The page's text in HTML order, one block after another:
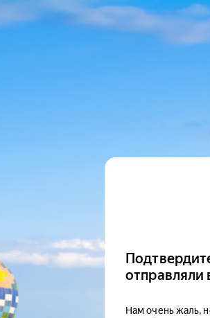
отправляли
Нам очень жаль,